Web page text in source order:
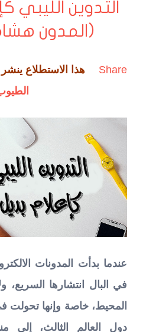
(المدون
Share هذا الاستطلاع
عندما بدأت المدونات
في البال انتشارها السريع،
المحيط، خاصة وإنها تحولت
دول العالم الثالث، إلى